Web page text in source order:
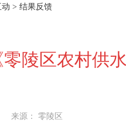
> 结果反馈
陵区农村供
来源： 零陵区